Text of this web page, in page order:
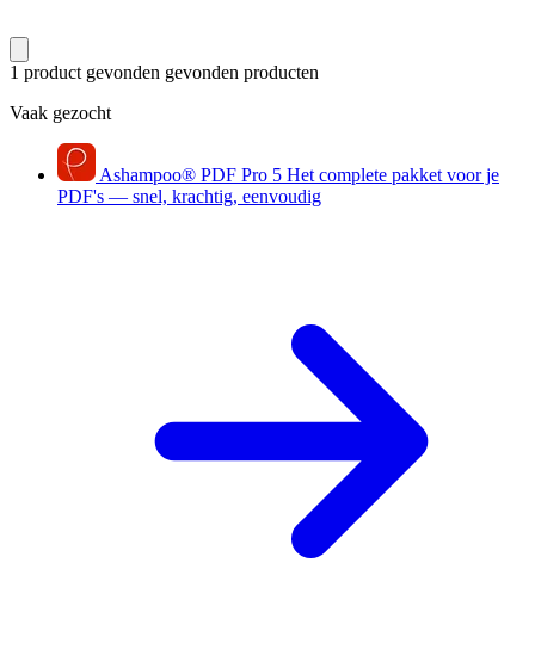
1 product gevonden gevonden producten
Vaak gezocht
Ashampoo® PDF Pro 5 Het complete pakket voor je
PDF's — snel, krachtig, eenvoudig